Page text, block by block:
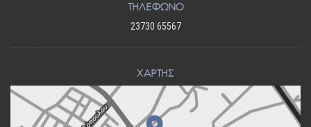
ΤΗΛΕΦΩΝΟ
23730 65567
ΧΑΡΤΗΣ